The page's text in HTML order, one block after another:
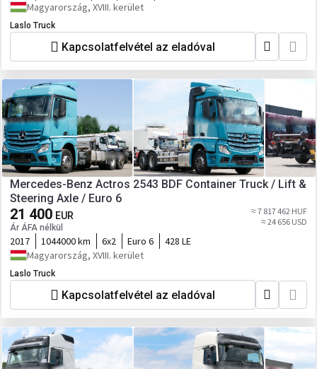
Magyarország, XVIII. kerület
Laslo Truck
Kapcsolatfelvétel az eladóval
Mercedes-Benz Actros 2543 BDF Container Truck / Lift &
Steering Axle / Euro 6
21 400 EUR
Ár ÁFA nélkül
≈ 7 817 462 HUF
≈ 24 656 USD
2017 1044000 km 6x2 Euro 6
428 LE
Magyarország, XVIII. kerület
Laslo Truck
Kapcsolatfelvétel az eladóval